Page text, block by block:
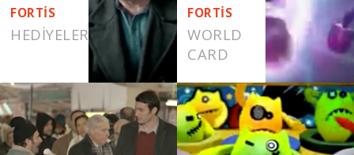
FORTİS
HEDIYELER
FORTİS
WORLD
CARD